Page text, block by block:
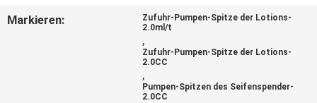
NEUIGKEITEN
Markieren:
Zufuhr-Pumpen-Spitze der Lotions-
2.0ml/t
,
Zufuhr-Pumpen-Spitze der Lotions-
2.0CC
,
Pumpen-Spitzen des Seifenspender-
2.0CC